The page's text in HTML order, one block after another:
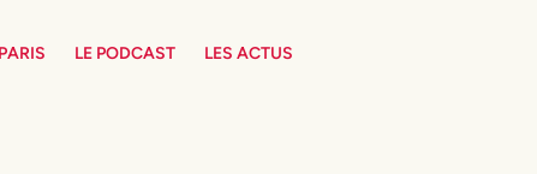
LE PODCAST LES ACTUS